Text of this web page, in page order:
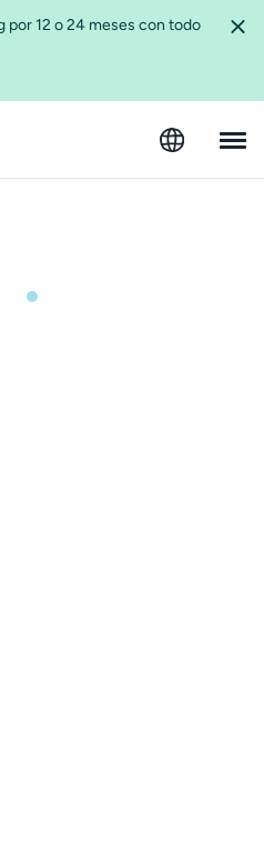
por 12 o 24 meses con todo